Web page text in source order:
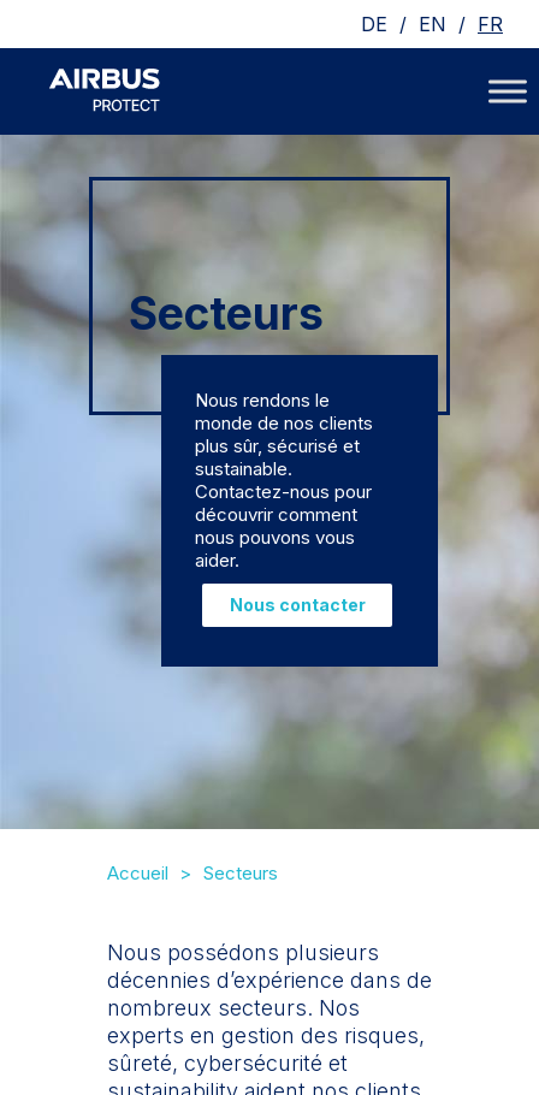
DE / EN / FR
Secteurs
Nous rendons le
monde de nos clients
plus sûr, sécurisé et
sustainable.
Contactez-nous pour
découvrir comment
nous pouvons vous
aider.
Nous contacter
Accueil Secteurs
Nous possédons plusieurs
décennies d’expérience dans de
nombreux secteurs. Nos
experts en gestion des risques,
sûreté, cybersécurité et